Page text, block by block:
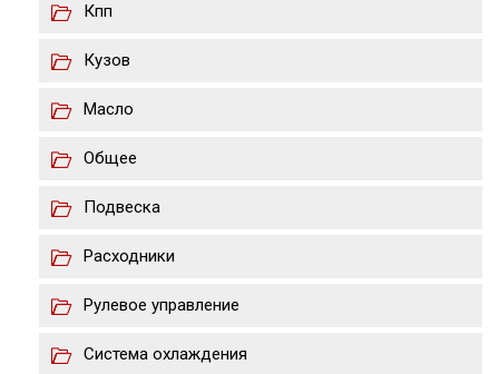
Кпп
Кузов
Масло
Общее
Подвеска
Расходники
Рулевое управление
Система охлаждения